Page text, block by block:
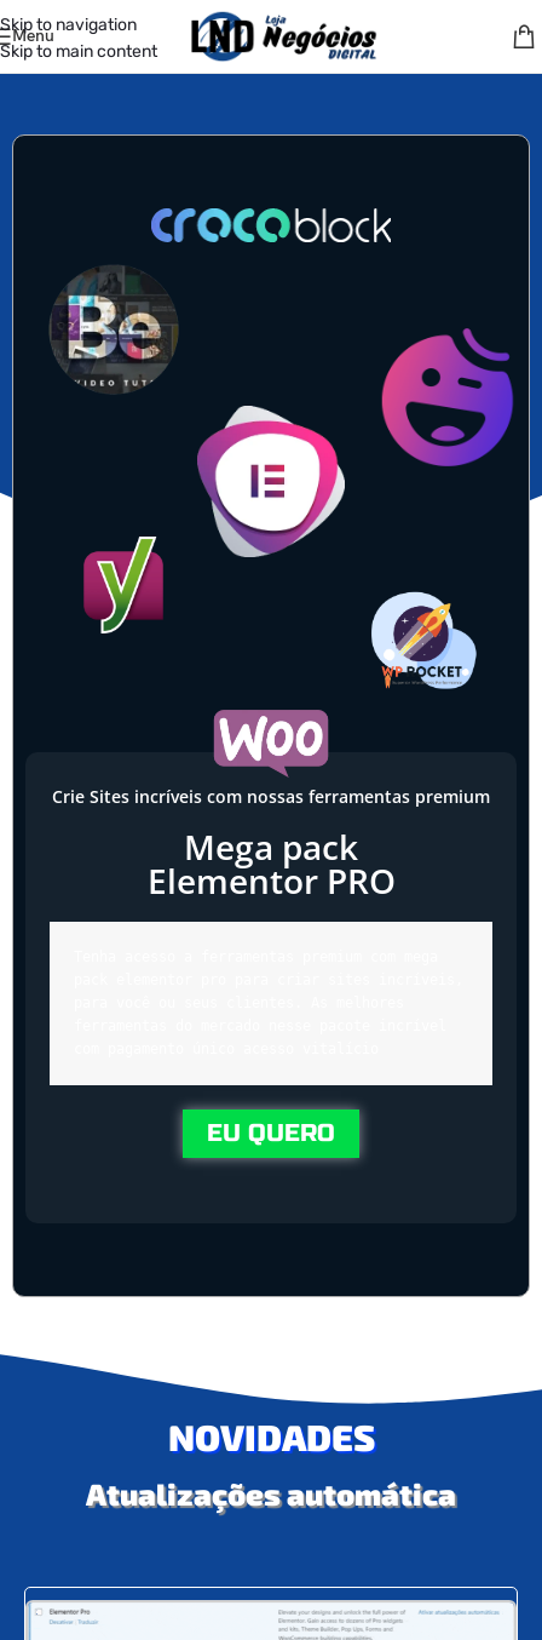
Skip to navigation
Skip to main content
Menu
Crie Sites incríveis com nossas ferramentas premium
Mega pack
Elementor PRO
EU QUERO
NOVIDADES
Atualizações automática